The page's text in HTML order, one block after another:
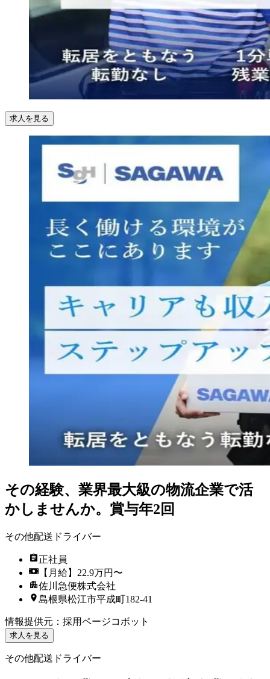
求人を見る
その経験、業界最大級の物流企業で活
かしませんか。賞与年2回
その他配送ドライバー
正社員
【月給】22.9万円〜
佐川急便株式会社
島根県松江市平成町182-41
情報提供元 ： 採用ページコボット
求人を見る
その他配送ドライバー